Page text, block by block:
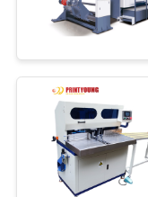
बुक